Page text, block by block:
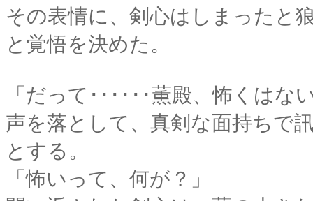
その表情に、剣心はしまった
と覚悟を決めた。
「だって･･････薫殿、怖くはな
声を落として、真剣な面持ちで
とする。
「怖いって、何が？」